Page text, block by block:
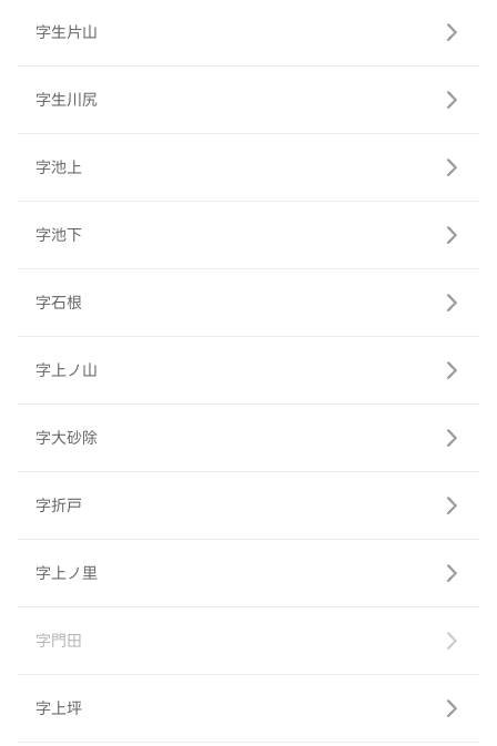
字生片山
字生川尻
字池上
字池下
字石根
字上ノ山
字大砂除
字折戸
字上ノ里
字門田
字上坪